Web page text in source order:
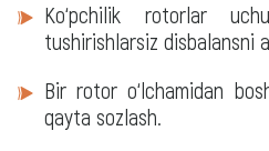
Ko‘pchilik rotorlar
tushirishlarsiz disbalansni
Bir rotor o‘lchamidan
qayta sozlash.